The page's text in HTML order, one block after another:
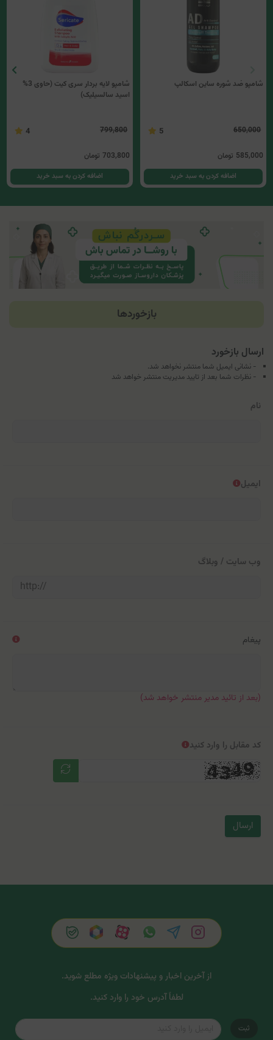
شامپو ضد شوره ساین اسکالپ
650,000
5
585,000 تومان
اضافه کردن به سبد خرید
شامپو لایه بردار سری کیت (حاوی 3%
اسید سالسیلیک)
799,800
4
703,800 تومان
اضافه کردن به سبد خرید
بازخوردها
ارسال بازخورد
- نشانی ایمیل شما منتشر نخواهد شد.
- نظرات شما بعد از تایید مدیریت منتشر خواهد شد
نام
ایمیل
وب سایت / وبلاگ
پیغام
(بعد از تائید مدیر منتشر خواهد شد)
کد مقابل را وارد کنید
ارسال
از آخرین اخبار و پیشنهادات ویژه مطلع شوید.
لطفاً آدرس خود را وارد کنید.
ثبت